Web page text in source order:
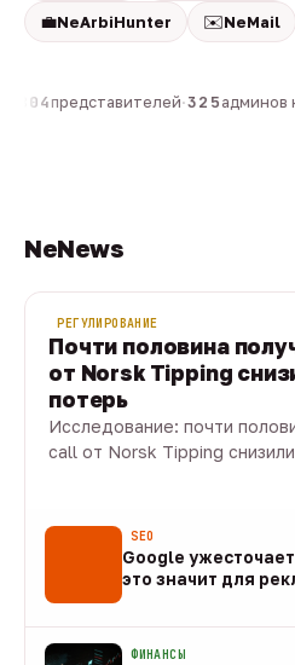
💼NeArbiHunter ✉️NeMail
804представителей·325 админов
NeNews
РЕГУЛИРОВАНИЕ
Почти половина
от Norsk Tipping
потерь
Исследование: почти
call от Norsk Tipping
SEO
Google
это значит для
ФИНАНСЫ